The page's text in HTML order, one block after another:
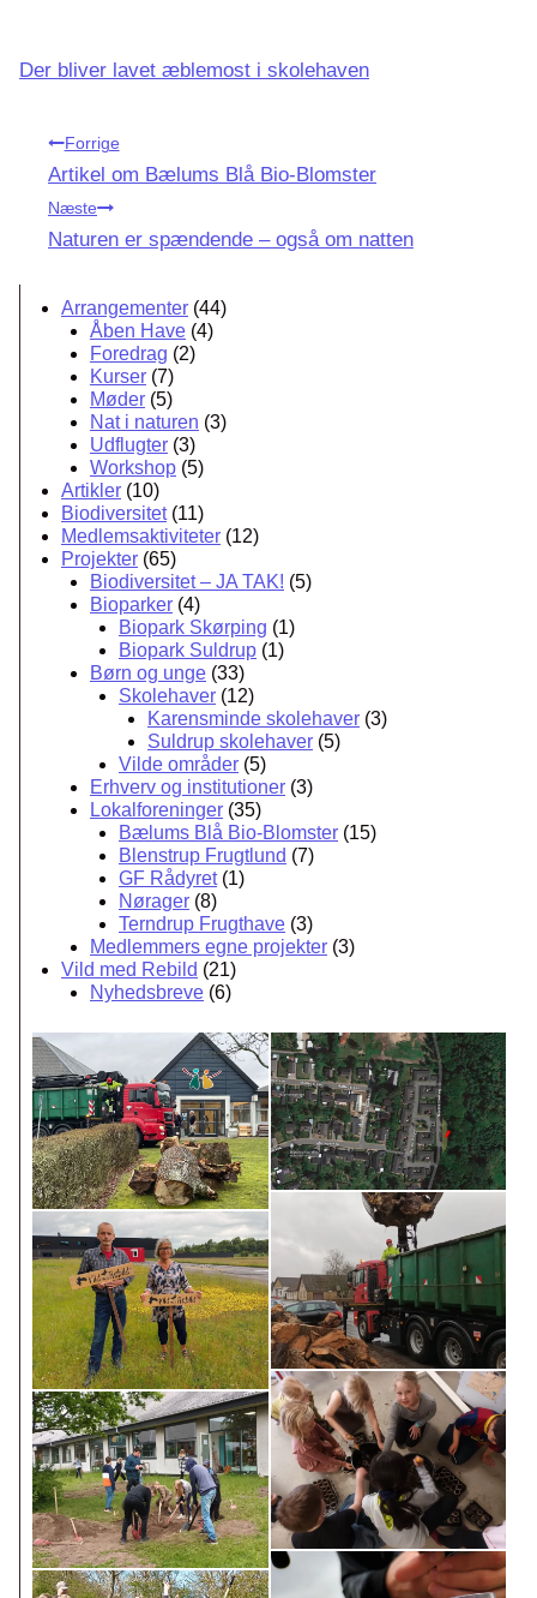
Der bliver lavet æblemost i skolehaven
Indlægsnavigation
Forrige
Artikel om Bælums Blå Bio-Blomster
Næste
Naturen er spændende – også om natten
Arrangementer (44)
Åben Have (4)
Foredrag (2)
Kurser (7)
Møder (5)
Nat i naturen (3)
Udflugter (3)
Workshop (5)
Artikler (10)
Biodiversitet(11)
Medlemsaktiviteter (12)
Projekter (65)
Biodiversitet – JA TAK! (5)
Bioparker (4)
Biopark Skørping (1)
Biopark Suldrup (1)
Børn og unge (33)
Skolehaver (12)
Karensminde skolehaver (3)
Suldrup skolehaver (5)
Vilde områder (5)
Erhverv og institutioner (3)
Lokalforeninger (35)
Bælums Blå Bio-Blomster (15)
Blenstrup Frugtlund (7)
GF Rådyret(1)
Nørager (8)
Terndrup Frugthave (3)
Medlemmers egne projekter (3)
Vild med Rebild (21)
Nyhedsbreve (6)